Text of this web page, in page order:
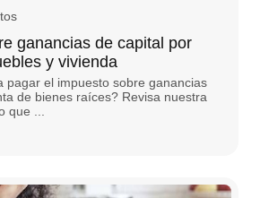
ganancias de capital por
y vivienda
pagar el impuesto sobre ganancias
de bienes raíces? Revisa nuestra
que ...